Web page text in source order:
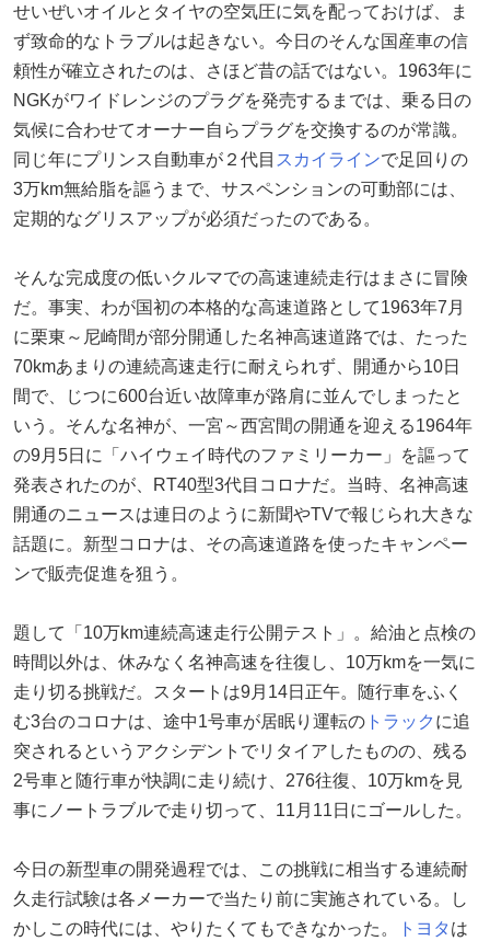
せいぜいオイルとタイヤの空気圧に気を配っておけば、ま
ず致命的なトラブルは起きない。今日のそんな国産車の信
頼性が確立されたのは、さほど昔の話ではない。1963年に
NGKがワイドレンジのプラグを発売するまでは、乗る日の
気候に合わせてオーナー自らプラグを交換するのが常識。
同じ年にプリンス自動車が２代目 スカイラインで足回りの
3万km無給脂を謳うまで、サスペンションの可動部には、
定期的なグリスアップが必須だったのである。
そんな完成度の低いクルマでの高速連続走行はまさに冒険
だ。事実、わが国初の本格的な高速道路として1963年7月
に栗東～尼崎間が部分開通した名神高速道路では、たった
70kmあまりの連続高速走行に耐えられず、開通から10日
間で、じつに600台近い故障車が路肩に並んでしまったと
いう。そんな名神が、一宮～西宮間の開通を迎える1964年
の9月5日に「ハイウェイ時代のファミリーカー」を謳って
発表されたのが、RT40型3代目コロナだ。当時、名神高速
開通のニュースは連日のように新聞やTVで報じられ大きな
話題に。新型コロナは、その高速道路を使ったキャンペー
ンで販売促進を狙う。
題して「10万km連続高速走行公開テスト」。給油と点検の
時間以外は、休みなく名神高速を往復し、10万kmを一気に
走り切る挑戦だ。スタートは9月14日正午。随行車をふく
む3台のコロナは、途中1号車が居眠り運転の トラック に追
突されるというアクシデントでリタイアしたものの、残る
2号車と随行車が快調に走り続け、276往復、10万kmを見
事にノートラブルで走り切って、11月11日にゴールした。
今日の新型車の開発過程では、この挑戦に相当する連続耐
久走行試験は各メーカーで当たり前に実施されている。し
かしこの時代には、やりたくてもできなかった。
トヨタ は